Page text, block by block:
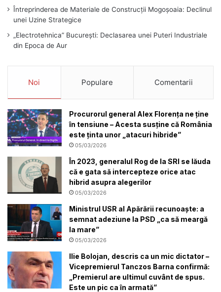
Întreprinderea de Materiale de Construcții Mogoșoaia: Declinul
unei Uzine Strategice
„Electrotehnica” București: Declasarea unei Puteri Industriale
din Epoca de Aur
Noi Populare Comentarii
Procurorul general Alex Florența ne ține
în tensiune – Acesta susține că România
este ținta unor „atacuri hibride”
05/03/2026
În 2023, generalul Rog de la SRI se lăuda
că e gata să intercepteze orice atac
hibrid asupra alegerilor
05/03/2026
Ministrul USR al Apărării recunoaște: a
semnat adeziune la PSD „ca să meargă
la mare”
05/03/2026
Ilie Bolojan, descris ca un mic dictator –
Vicepremierul Tanczos Barna confirmă:
„Premierul are ultimul cuvânt de spus.
Este un pic ca în armată”